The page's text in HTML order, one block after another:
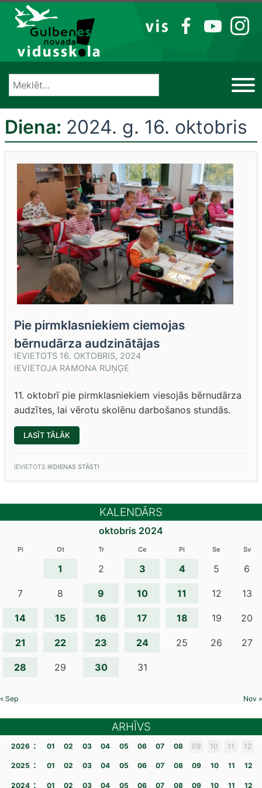
Izlaist
VIS
FB YT IG
Diena: 2024. g. 16. oktobris
Pie pirmklasniekiem ciemojas
bērnudārza audzinātājas
IEVIETOTS 16. OKTOBRIS, 2024
IEVIETOJA RAMONA RUŅĢE
11. oktobrī pie pirmklasniekiem viesojās bērnudārza
audzītes, lai vērotu skolēnu darbošanos stundās.
LASĪT TĀLĀK
PIRMKLASNIEKIEM
AUDZINĀTĀJAS”
IEVIETOTS IKDIENAS STĀSTI
KALENDĀRS
oktobris 2024
Pi Ot Tr Ce Pi Se Sv
1 2 3 4 5 6
7 8 9 10 11 12 13
14 15 16 17 18 19 20
21 22 23 24 25 26 27
28 29 30 31
« Sep Nov »
ARHĪVS
2026 : 01 02 03 04 05 06 07 08 09 10 11 12
2025 : 01 02 03 04 05 06 07 08 09 10 11 12
2024 : 01 02 03 04 05 06 07 08 09 10 11 12